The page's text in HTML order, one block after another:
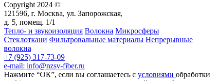
Copyright 2024 ©
121596, г. Москва, ул. Запорожская,
д. 5, помещ. 1/1
Тепло- и звукоизоляция Волокна Микросферы
Стеклоткани Фильтровальные материалы Непрерывные
волокна
+7 (925) 317-73-09
e-mail: info@nzsv-fiber.ru
Нажмите “ОК”, если вы соглашаетесь с условиями обработки